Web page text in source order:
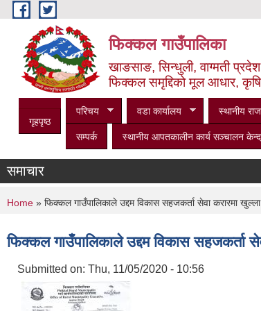
Skip to main content
फिक्कल गाउँपालिका
खाङसाङ, सिन्धुली, वाग्मती प्रदेश
फिक्कल समृद्दिको मूल आधार, कृषि,
गृहपृष्ठ
परिचय वडा कार्यालय स्थानीय
सम्पर्क स्थानीय आपतकालीन कार्य सञ्‍चालन
समाचार
You are here
Home » फिक्कल गाउँपालिकाले उद्दम विकास सहजकर्ता सेवा करारमा खुल्ला
फिक्कल गाउँपालिकाले उद्दम विकास सहजकर्ता
Submitted on: Thu, 11/05/2020 - 10:56